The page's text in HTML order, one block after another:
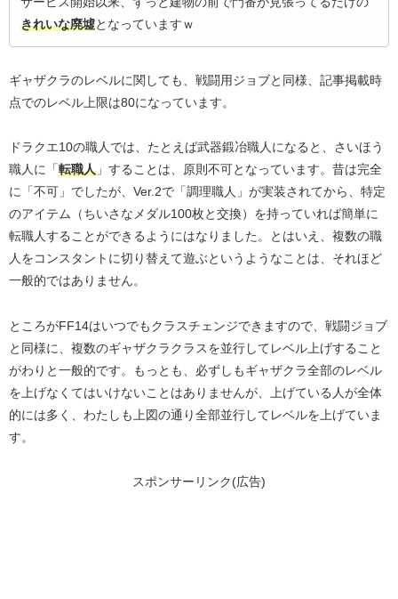
きれいな廃墟となっていますｗ
ギャザクラのレベルに関しても、戦闘用ジョブと同様、記事掲載時
点でのレベル上限は80になっています。
ドラクエ10の職人では、たとえば武器鍛冶職人になると、さいほう
職人に「転職人 」することは、原則不可となっています。昔は完全
に「不可」でしたが、Ver.2で「調理職人」が実装されてから、特定
のアイテム（ちいさなメダル100枚と交換）を持っていれば簡単に
転職人することができるようにはなりました。とはいえ、複数の職
人をコンスタントに切り替えて遊ぶというようなことは、それほど
一般的ではありません。
ところがFF14はいつでもクラスチェンジできますので、戦闘ジョブ
と同様に、複数のギャザクラクラスを並行してレベル上げすること
がわりと一般的です。もっとも、必ずしもギャザクラ全部のレベル
を上げなくてはいけないことはありませんが、上げている人が全体
的には多く、わたしも上図の通り全部並行してレベルを上げていま
す。
スポンサーリンク(広告)